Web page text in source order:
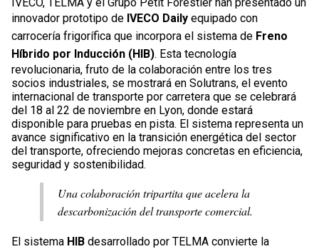
innovador prototipo de IVECO Daily equipado con
carrocería frigorífica que incorpora el sistema de Freno
Híbrido por Inducción (HIB). Esta tecnología
revolucionaria, fruto de la colaboración entre los tres
socios industriales, se mostrará en Solutrans, el evento
internacional de transporte por carretera que se celebrará
del 18 al 22 de noviembre en Lyon, donde estará
disponible para pruebas en pista. El sistema representa un
avance significativo en la transición energética del sector
del transporte, ofreciendo mejoras concretas en eficiencia,
seguridad y sostenibilidad.
Una colaboración tripartita que acelera la
descarbonización del transporte comercial.
El sistema HIB desarrollado por TELMA convierte la